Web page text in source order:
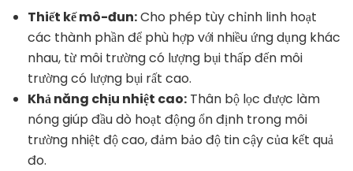
Thiết kế mô-đun:Cho phép tùy chỉnh linh hoạt
các thành phần để phù hợp với nhiều ứng dụng khác
nhau, từ môi trường có lượng bụi thấp đến môi
trường có lượng bụi rất cao.
Khả năng chịu nhiệt cao: Thân bộ lọc được làm
nóng giúp đầu dò hoạt động ổn định trong môi
trường nhiệt độ cao, đảm bảo độ tin cậy của kết quả
đo.